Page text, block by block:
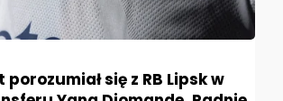
się z RB Lipsk w